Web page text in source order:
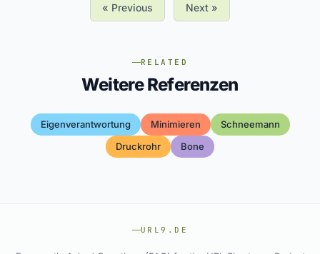
« Previous Next »
RELATED
Weitere Referenzen
Eigenverantwortung Minimieren
Schneemann
Druckrohr
Bone
URL9.DE